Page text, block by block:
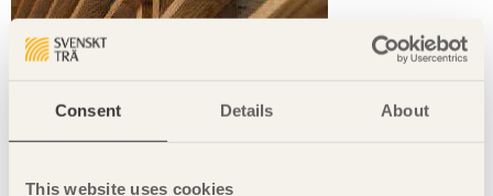
Consent Details About
This website uses cookies